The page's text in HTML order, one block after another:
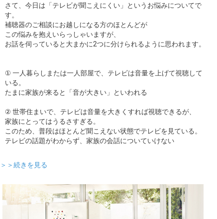
さて、今日は「テレビが聞こえにくい」というお悩みについてで
す。
補聴器のご相談にお越しになる方のほとんどが
この悩みを抱えいらっしゃいますが、
お話を伺っていると大まかに2つに分けられるように思われます。
① 一人暮らしまたは一人部屋で、テレビは音量を上げて視聴して
いる。
たまに家族が来ると「音が大きい」といわれる
② 世帯住まいで、テレビは音量を大きくすれば視聴できるが、
家族にとってはうるさすぎる。
このため、普段はほとんど聞こえない状態でテレビを見ている。
テレビの話題がわからず、家族の会話についていけない
＞＞続きを見る